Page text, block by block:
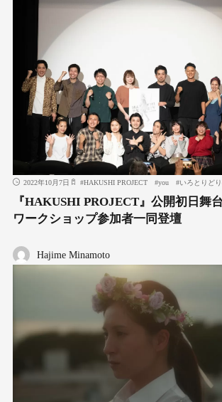
2022年10月7日 #HAKUSHI PROJECT #you #いろとりど
『HAKUSHI PROJECT』公開初日舞
ワークショップ参加者一同登壇
Hajime Minamoto